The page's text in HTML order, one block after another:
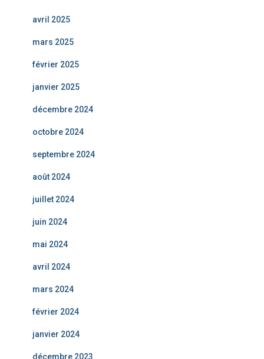
avril 2025
mars 2025
février 2025
janvier 2025
décembre 2024
octobre 2024
septembre 2024
août 2024
juillet 2024
juin 2024
mai 2024
avril 2024
mars 2024
février 2024
janvier 2024
décembre 2023